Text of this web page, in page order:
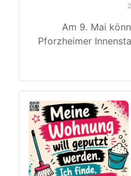
Am 9. Mai
Pforzheimer